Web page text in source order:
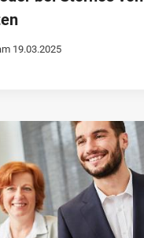
19.03.2025